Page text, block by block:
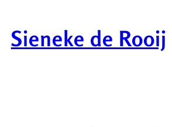
naar
deSieneke de Rooij